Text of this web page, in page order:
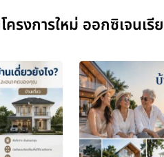
รงการใหม่ ออกซิเจนเรี